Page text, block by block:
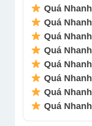
Quá
Quá
Quá
Quá
Quá
Quá
Quá
Quá